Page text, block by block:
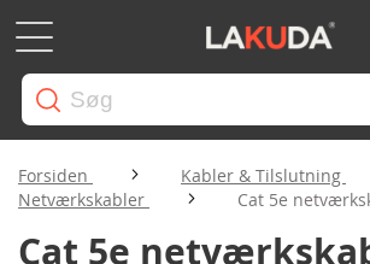
Forsiden
Kabler & Tilslutning
Netværkskabler
Cat 5e
Cat 5e